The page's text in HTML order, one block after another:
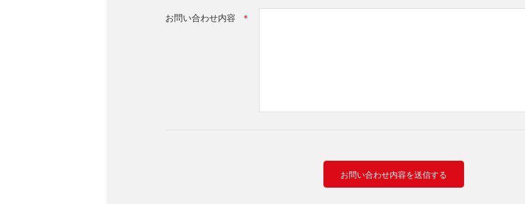
お問い合わせ内容 ＊